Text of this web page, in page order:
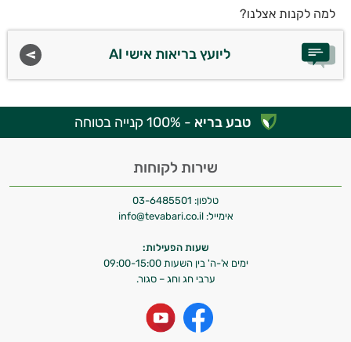
למה לקנות אצלנו?
ליועץ בריאות אישי AI
טבע בריא - 100% קנייה בטוחה
שירות לקוחות
טלפון: 03-6485501
אימייל: info@tevabari.co.il
שעות הפעילות:
ימים א'-ה' בין השעות 09:00-15:00
ערבי חג וחג – סגור.